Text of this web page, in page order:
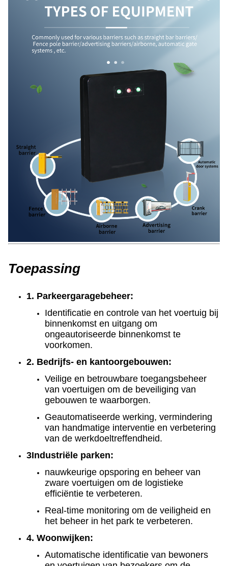
Toepassing
1. Parkeergaragebeheer:
Identificatie en controle van het voertuig bij
binnenkomst en uitgang om
ongeautoriseerde binnenkomst te
voorkomen.
2. Bedrijfs- en kantoorgebouwen:
Veilige en betrouwbare toegangsbeheer
van voertuigen om de beveiliging van
gebouwen te waarborgen.
Geautomatiseerde werking, vermindering
van handmatige interventie en verbetering
van de werkdoeltreffendheid.
3Industriële parken:
nauwkeurige opsporing en beheer van
zware voertuigen om de logistieke
efficiëntie te verbeteren.
Real-time monitoring om de veiligheid en
het beheer in het park te verbeteren.
4. Woonwijken:
Automatische identificatie van bewoners